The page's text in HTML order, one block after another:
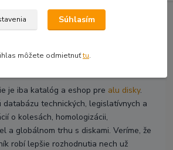
je iba katalóg a eshop pre alu disky.
databázu technických, legislatívnych a
o kolesách, homologizácii,
a globálnom trhu s diskami. Veríme, že
robí lepšie rozhodnutia nech už
Súhlasím
môžete odmietnuťtu.